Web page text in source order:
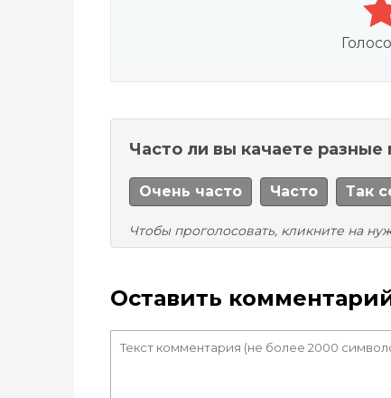
Часто ли вы качаете
Очень часто Часто Так
Чтобы проголосовать, кликните на
Оставить